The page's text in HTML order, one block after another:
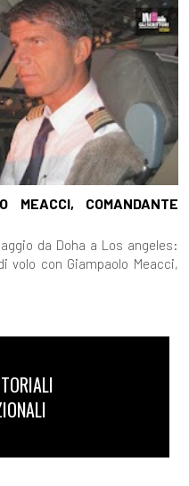
MEACCI, COMANDANTE
da Doha a Los angeles:
volo con Giampaolo Meacci,